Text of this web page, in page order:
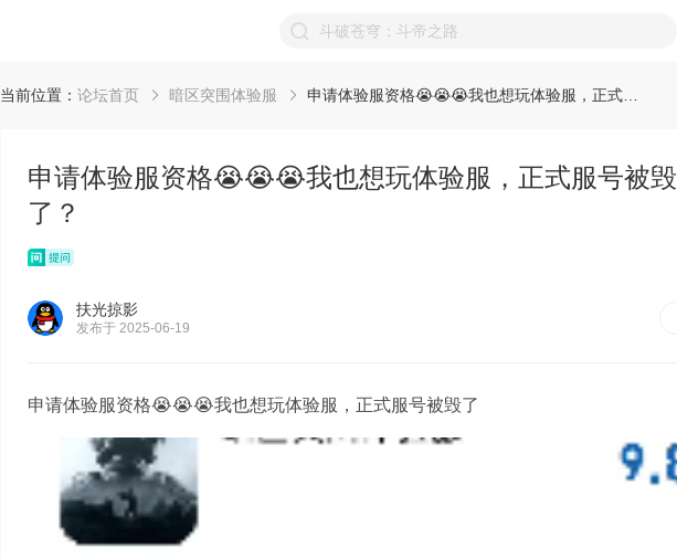
当前位置： 论坛首页 暗区突围体验服
申请体验服资格😭😭😭我也想玩体验服，正式服号被毁
了？
扶光掠影
发布于 2025-06-19
申请体验服资格😭😭😭我也想玩体验服，正式服号被毁了